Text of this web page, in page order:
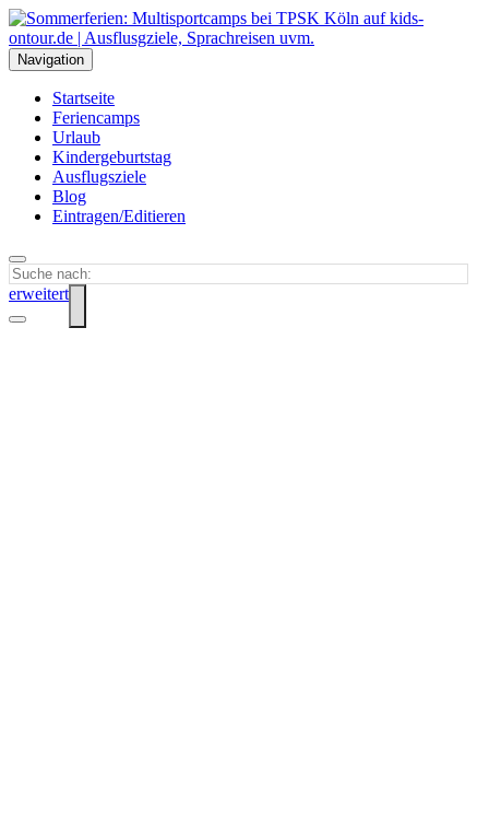
Navigation
Startseite
Feriencamps
Urlaub
Kindergeburtstag
Ausflugsziele
Blog
Eintragen/Editieren
erweitert